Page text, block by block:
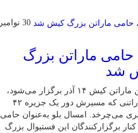
30 نوامبر
حامی ماراتن بزرگ
شد
پنجمین ماراتن کیش ۱۴ آذر برگزار می‌شود،
تنها ماراتنی که مسیرش دور یک جزیره ۴۲
می‌چرخد. امسال بلو به‌عنوان حامی
برگزارکنندگان این فستیوال بزرگ